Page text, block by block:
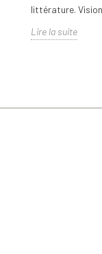
littérature.
Lire la suite